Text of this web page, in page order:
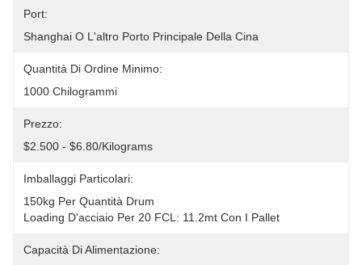
Port:
Shanghai O L'altro Porto Principale Della Cina
Quantità Di Ordine Minimo:
1000 Chilogrammi
Prezzo:
$2.500 - $6.80/Kilograms
Imballaggi Particolari:
150kg Per Quantità Drum
Loading D'acciaio Per 20 FCL: 11.2mt Con I Pallet
Capacità Di Alimentazione: